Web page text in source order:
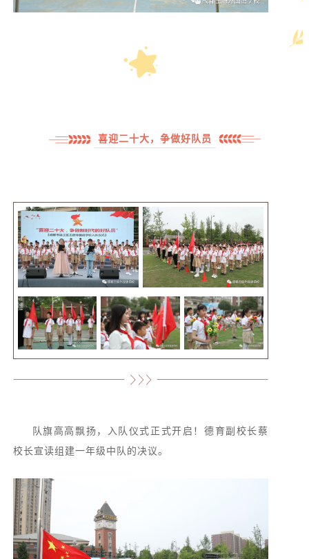
喜迎二十大，争做好队员
队旗高高飘扬，入队仪式正式开启！德育副校长蔡
校长宣读组建一年级中队的决议。